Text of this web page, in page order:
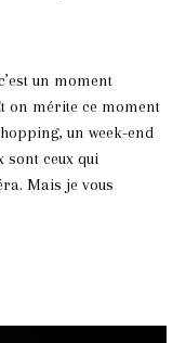
un moment
on mérite ce moment
un week-end
sont ceux qui
Mais je vous